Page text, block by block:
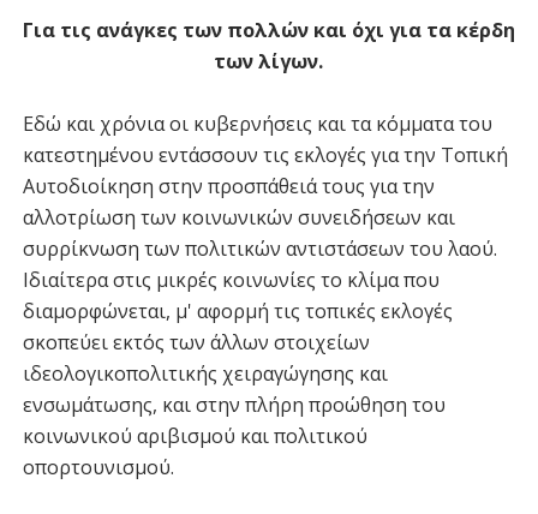
Για τις ανάγκες των πολλών και όχι για τα κέρδη
των λίγων.
Εδώ και χρόνια οι κυβερνήσεις και τα κόμματα του
κατεστημένου εντάσσουν τις εκλογές για την Τοπική
Αυτοδιοίκηση στην προσπάθειά τους για την
αλλοτρίωση των κοινωνικών συνειδήσεων και
συρρίκνωση των πολιτικών αντιστάσεων του λαού.
Ιδιαίτερα στις μικρές κοινωνίες το κλίμα που
διαμορφώνεται, μ' αφορμή τις τοπικές εκλογές
σκοπεύει εκτός των άλλων στοιχείων
ιδεολογικοπολιτικής χειραγώγησης και
ενσωμάτωσης, και στην πλήρη προώθηση του
κοινωνικού αριβισμού και πολιτικού
οπορτουνισμού.